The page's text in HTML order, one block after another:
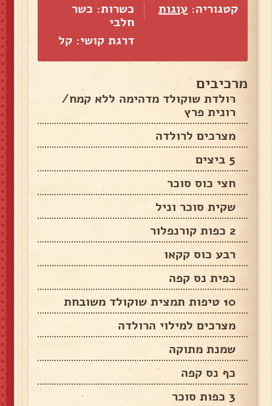
קטגוריה: עוגות
כשרות: כשר
חלבי
דרגת קושי: קל
מרכיבים
רולדת שוקולד מדהימה ללא קמח/
רונית פרץ
מצרכים לרולדה
5 ביצים
חצי כוס סוכר
שקית סוכר וניל
2 כפות קורנפלור
רבע כוס קקאו
כפית נס קפה
10 טיפות תמצית שוקולד משובחת
מצרכים למילוי הרולדה
שמנת מתוקה
כף נס קפה
3 כפות סוכר